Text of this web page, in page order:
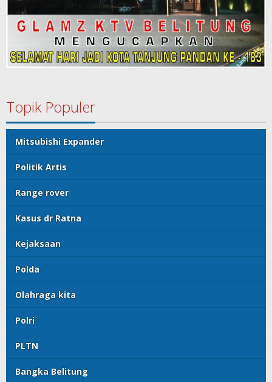
Topik Populer
Mitsubishi Expander
Politik Artis
Range rover
Kasus dr Ratna
Kejaksaan
Polda
Olahraga kita
Polri
PLTN
Bangka Belitung